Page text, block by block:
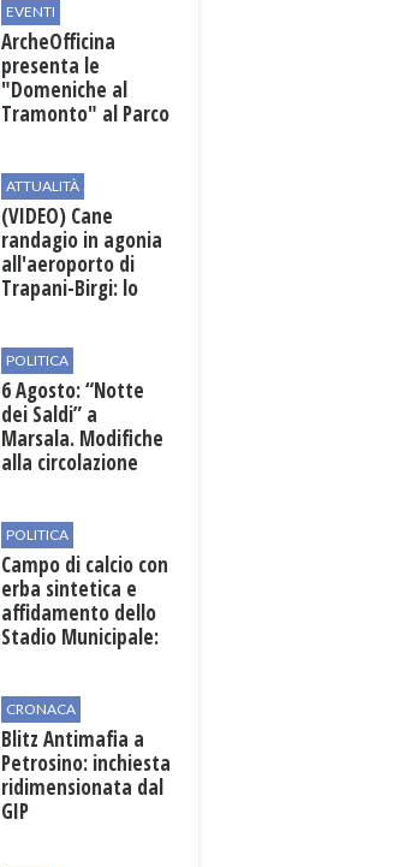
EVENTI
ArcheOfficina
presenta le
"Domeniche al
Tramonto" al Parco
ATTUALITÀ
(VIDEO) Cane
randagio in agonia
all'aeroporto di
Trapani-Birgi: lo
POLITICA
6 Agosto: “Notte
dei Saldi” a
Marsala. Modifiche
alla circolazione
manifestazione
POLITICA
Campo di calcio con
erba sintetica e
affidamento dello
Stadio Municipale:
CRONACA
Blitz Antimafia a
Petrosino: inchiesta
ridimensionata dal
GIP